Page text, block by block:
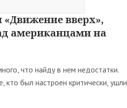
вверх»,
американцами на
что найду в нем недостатки.
был настроен критически, ушли